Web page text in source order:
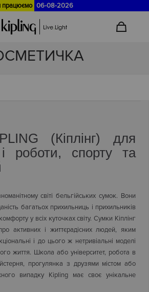
працюємо 06-08-2026
ВИД ВИРОБУ
(Кіплінг) для
роботи, спорту та
світі бельгійських сумок. Вони
багатьох прихильниць і прихильників
у всіх куточках світу. Сумки Кіплінг
активних і життєрадісних людей, яким
і до цього ж нетривіальні моделі
життя. Школа або університет, робота в
прогулянка з друзями містом або
випадку Kipling має своє унікальне